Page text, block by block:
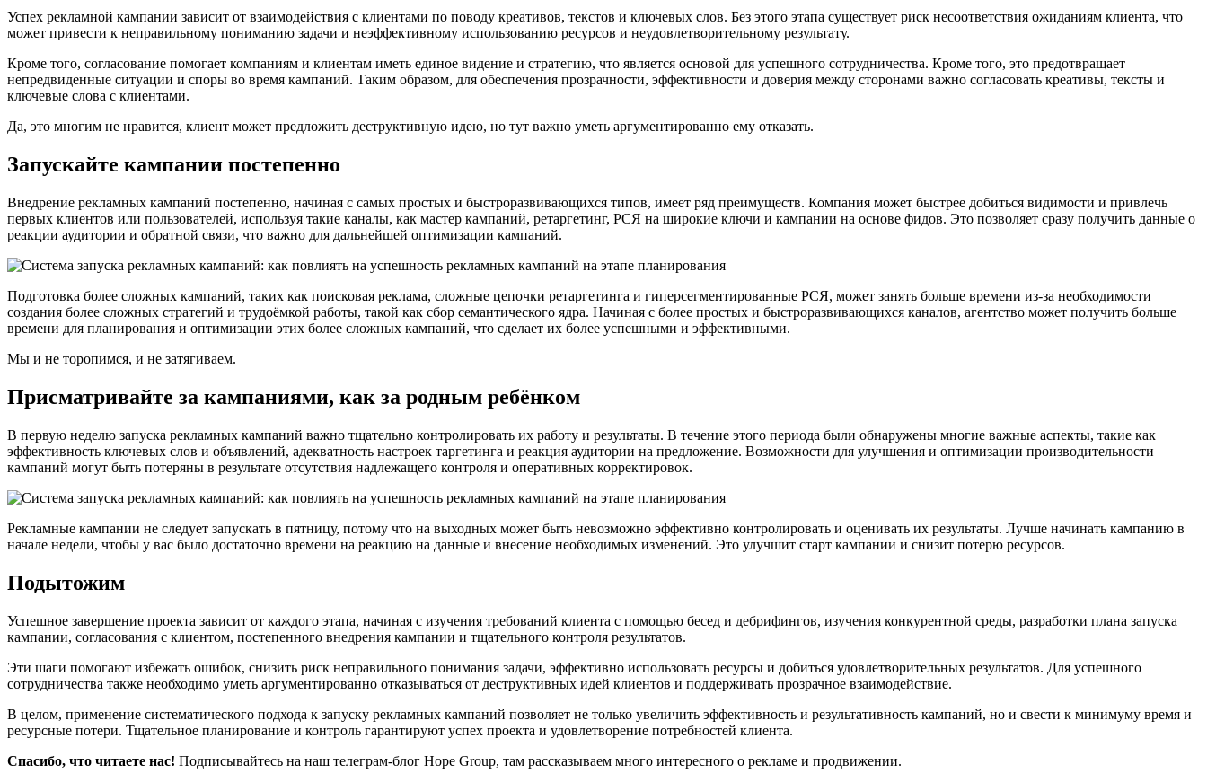
Успех рекламной кампании зависит от взаимодействия с клиентами по поводу креативов, текстов и ключевых слов. Без этого этапа существует риск несоответствия ожиданиям клиента, что
может привести к неправильному пониманию задачи и неэффективному использованию ресурсов и неудовлетворительному результату.
Кроме того, согласование помогает компаниям и клиентам иметь единое видение и стратегию, что является основой для успешного сотрудничества. Кроме того, это предотвращает
непредвиденные ситуации и споры во время кампаний. Таким образом, для обеспечения прозрачности, эффективности и доверия между сторонами важно согласовать креативы, тексты и
ключевые слова с клиентами.
Да, это многим не нравится, клиент может предложить деструктивную идею, но тут важно уметь аргументированно ему отказать.
Запускайте кампании постепенно
Внедрение рекламных кампаний постепенно, начиная с самых простых и быстроразвивающихся типов, имеет ряд преимуществ. Компания может быстрее добиться видимости и привлечь
первых клиентов или пользователей, используя такие каналы, как мастер кампаний, ретаргетинг, РСЯ на широкие ключи и кампании на основе фидов. Это позволяет сразу получить данные о
реакции аудитории и обратной связи, что важно для дальнейшей оптимизации кампаний.
Подготовка более сложных кампаний, таких как поисковая реклама, сложные цепочки ретаргетинга и гиперсегментированные РСЯ, может занять больше времени из-за необходимости
создания более сложных стратегий и трудоёмкой работы, такой как сбор семантического ядра. Начиная с более простых и быстроразвивающихся каналов, агентство может получить больше
времени для планирования и оптимизации этих более сложных кампаний, что сделает их более успешными и эффективными.
Мы и не торопимся, и не затягиваем.
Присматривайте за кампаниями, как за родным ребёнком
В первую неделю запуска рекламных кампаний важно тщательно контролировать их работу и результаты. В течение этого периода были обнаружены многие важные аспекты, такие как
эффективность ключевых слов и объявлений, адекватность настроек таргетинга и реакция аудитории на предложение. Возможности для улучшения и оптимизации производительности
кампаний могут быть потеряны в результате отсутствия надлежащего контроля и оперативных корректировок.
Рекламные кампании не следует запускать в пятницу, потому что на выходных может быть невозможно эффективно контролировать и оценивать их результаты. Лучше начинать кампанию в
начале недели, чтобы у вас было достаточно времени на реакцию на данные и внесение необходимых изменений. Это улучшит старт кампании и снизит потерю ресурсов.
Подытожим
Успешное завершение проекта зависит от каждого этапа, начиная с изучения требований клиента с помощью бесед и дебрифингов, изучения конкурентной среды, разработки плана запуска
кампании, согласования с клиентом, постепенного внедрения кампании и тщательного контроля результатов.
Эти шаги помогают избежать ошибок, снизить риск неправильного понимания задачи, эффективно использовать ресурсы и добиться удовлетворительных результатов. Для успешного
сотрудничества также необходимо уметь аргументированно отказываться от деструктивных идей клиентов и поддерживать прозрачное взаимодействие.
В целом, применение систематического подхода к запуску рекламных кампаний позволяет не только увеличить эффективность и результативность кампаний, но и свести к минимуму время и
ресурсные потери. Тщательное планирование и контроль гарантируют успех проекта и удовлетворение потребностей клиента.
Спасибо, что читаете нас! Подписывайтесь на наш телеграм-блог Hope Group, там рассказываем много интересного о рекламе и продвижении.